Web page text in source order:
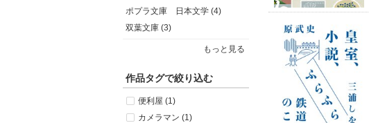
ポプラ文庫 日本文学 (4)
双葉文庫 (3)
もっと見る
作品タグで絞り込む
便利屋 (1)
カメラマン (1)